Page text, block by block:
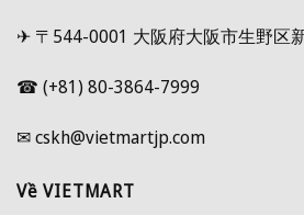
✈ 〒544-0001 大阪府大阪市生野区
☎ (+81) 80-3864-7999
✉ cskh@vietmartjp.com
Về VIETMART